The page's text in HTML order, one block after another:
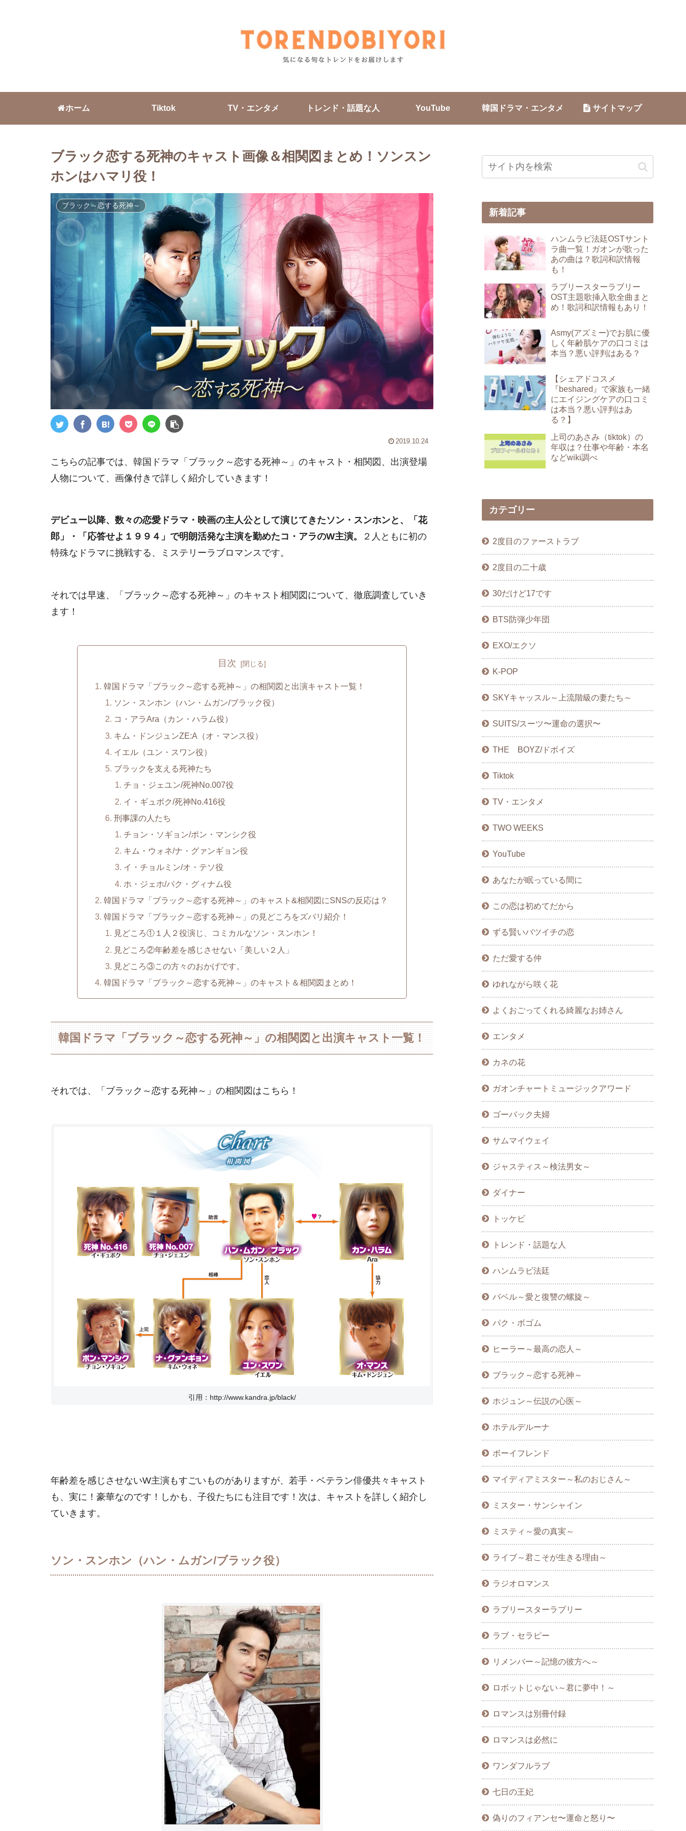
ホーム Tiktok TV・エンタメ トレンド・話題な人 YouTube 韓国ドラマ・エンタメ サイトマップ
ブラック恋する死神のキャスト画像＆相関図まとめ！ソンスン
ホンはハマリ役！
ブラック～恋する死神～
2019.10.24
こちらの記事では、韓国ドラマ「ブラック～恋する死神～」のキャスト・相関図、出演登場
人物について、画像付きで詳しく紹介していきます！
デビュー以降、数々の恋愛ドラマ・映画の主人公として演じてきたソン・スンホンと、「花
郎」・「応答せよ１９９４」で明朗活発な主演を勤めたコ・アラのW主演。
２人ともに初の
特殊なドラマに挑戦する、ミステリーラブロマンスです。
それでは早速、「ブラック～恋する死神～」のキャスト相関図について、徹底調査していき
ます！
目次
韓国ドラマ「ブラック～恋する死神～」の相関図と出演キャスト一覧！
ソン・スンホン（ハン・ムガン/ブラック役）
コ・アラAra（カン・ハラム役）
キム・ドンジュンZE:A（オ・マンス役）
イエル（ユン・スワン役）
ブラックを支える死神たち
チョ・ジェユン/死神No.007役
イ・ギュボク/死神No.416役
刑事課の人たち
チョン・ソギョン/ポン・マンシク役
キム・ウォネ/ナ・グァンギョン役
イ・チョルミン/オ・テソ役
ホ・ジェホ/パク・グィナム役
韓国ドラマ「ブラック～恋する死神～」のキャスト&相関図にSNSの反応は？
韓国ドラマ「ブラック～恋する死神～」の見どころをズバリ紹介！
見どころ①１人２役演じ、コミカルなソン・スンホン！
見どころ②年齢差を感じさせない「美しい２人」
見どころ③この方々のおかげです。
韓国ドラマ「ブラック～恋する死神～」のキャスト＆相関図まとめ！
韓国ドラマ「ブラック～恋する死神～」の相関図と出演キャスト一覧！
それでは、「ブラック～恋する死神～」の相関図はこちら！
引用：http://www.kandra.jp/black/
年齢差を感じさせないW主演もすごいものがありますが、若手・ベテラン俳優共々キャスト
も、実に！豪華なのです！しかも、子役たちにも注目です！次は、キャストを詳しく紹介し
ていきます。
ソン・スンホン（ハン・ムガン/ブラック役）
新着記事
ハンムラビ法廷OSTサント
ラ曲一覧！ガオンが歌った
あの曲は？歌詞和訳情報
も！
ラブリースターラブリー
OST主題歌挿入歌全曲まと
め！歌詞和訳情報もあり！
Asmy(アズミー)でお肌に優
しく年齢肌ケアの口コミは
本当？悪い評判はある？
【シェアドコスメ
『beshared』で家族も一緒
にエイジングケアの口コミ
は本当？悪い評判はあ
る？】
上司のあさみ（tiktok）の
年収は？仕事や年齢・本名
などwiki調べ
カテゴリー
2度目のファーストラブ
2度目の二十歳
30だけど17です
BTS防弾少年団
EXO/エクソ
K-POP
SKYキャッスル～上流階級の妻たち～
SUITS/スーツ〜運命の選択〜
THE BOYZ/ドボイズ
Tiktok
TV・エンタメ
TWO WEEKS
YouTube
あなたが眠っている間に
この恋は初めてだから
ずる賢いバツイチの恋
ただ愛する仲
ゆれながら咲く花
よくおごってくれる綺麗なお姉さん
エンタメ
カネの花
ガオンチャートミュージックアワード
ゴーバック夫婦
サムマイウェイ
ジャスティス～検法男女～
ダイナー
トッケビ
トレンド・話題な人
ハンムラビ法廷
バベル～愛と復讐の螺旋～
パク・ボゴム
ヒーラー～最高の恋人～
ブラック～恋する死神～
ホジュン～伝説の心医～
ホテルデルーナ
ボーイフレンド
マイディアミスター～私のおじさん～
ミスター・サンシャイン
ミスティ～愛の真実～
ライブ～君こそが生きる理由～
ラジオロマンス
ラブリースターラブリー
ラブ・セラピー
リメンバー～記憶の彼方へ～
ロボットじゃない～君に夢中！～
ロマンスは別冊付録
ロマンスは必然に
ワンダフルラブ
七日の王妃
偽りのフィアンセ〜運命と怒り〜